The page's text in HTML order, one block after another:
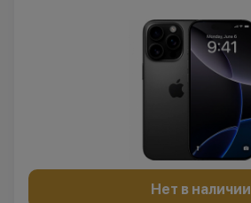
Нет в наличии